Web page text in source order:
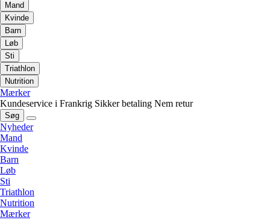
Mand
Kvinde
Barn
Løb
Sti
Triathlon
Nutrition
Mærker
Kundeservice i Frankrig Sikker betaling Nem retur
Søg
Nyheder
Mand
Kvinde
Barn
Løb
Sti
Triathlon
Nutrition
Mærker